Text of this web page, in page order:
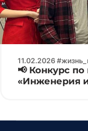
11.02.2026
📢 Конкурс
«Инженерия